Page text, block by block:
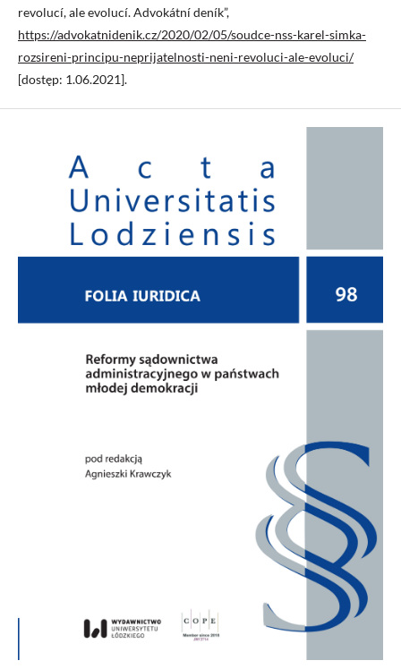
revolucí, ale evolucí. Advokátní deník”,
https://advokatnidenik.cz/2020/02/05/soudce-nss-karel-simka-
rozsireni-principu-neprijatelnosti-neni-revoluci-ale-evoluci/
[dostęp: 1.06.2021].